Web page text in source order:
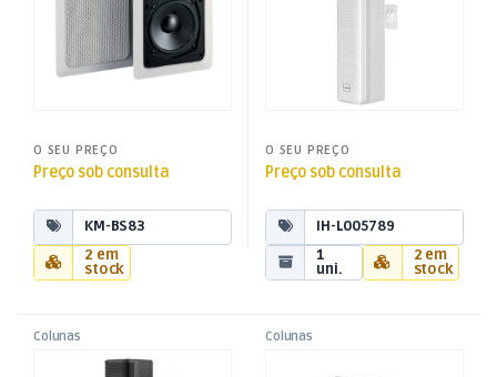
O SEU PREÇO
Preço sob consulta
KM-BS83
2 em
stock
O SEU PREÇO
Preço sob consulta
IH-L005789
1
uni.
2 em
stock
Colunas
Colunas Passivas
Coluna Passiva Int/Ext
Colunas